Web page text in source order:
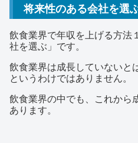
将来性のある会社を選
飲食業界で年収を上げる方法
社を選ぶ」です。
飲食業界は成長していないと
というわけではありません。
飲食業界の中でも、これから
あります。